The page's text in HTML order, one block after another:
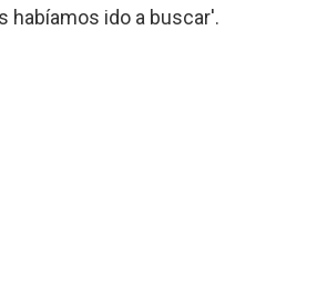
habíamos ido a buscar'.